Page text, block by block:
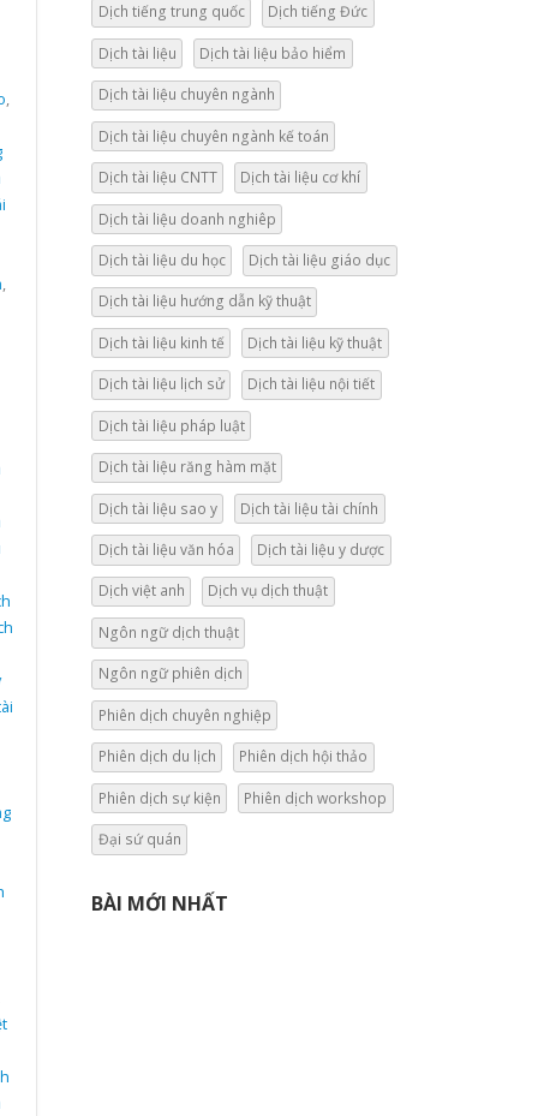
,
,
Dịch tiếng trung quốc Dịch tiếng Đức
Dịch tài liệu Dịch tài liệu bảo hiểm
Dịch tài liệu chuyên ngành
Dịch tài liệu chuyên ngành kế toán
Dịch tài liệu CNTT Dịch tài liệu cơ khí
Dịch tài liệu doanh nghiêp
Dịch tài liệu du học Dịch tài liệu giáo dục
Dịch tài liệu hướng dẫn kỹ thuật
Dịch tài liệu kinh tế Dịch tài liệu kỹ thuật
Dịch tài liệu lịch sử Dịch tài liệu nội tiết
Dịch tài liệu pháp luật
Dịch tài liệu răng hàm mặt
Dịch tài liệu sao y Dịch tài liệu tài chính
Dịch tài liệu văn hóa Dịch tài liệu y dược
Dịch việt anh Dịch vụ dịch thuật
Ngôn ngữ dịch thuật
Ngôn ngữ phiên dịch
Phiên dịch chuyên nghiệp
Phiên dịch du lịch Phiên dịch hội thảo
Phiên dịch sự kiện Phiên dịch workshop
Đại sứ quán
BÀI MỚI NHẤT